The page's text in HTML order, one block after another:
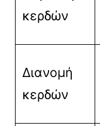
κερδών
Διανομή
κερδών